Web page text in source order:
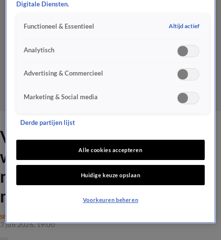
Vrees voor rellen rond
wedstrijd Marokko: 'Heeft
niets met Marokkanen te
maken'
SPORT
3 juli 2026, 19:00
Digitale Diensten.
Functioneel & Essentieel Altijd actief
Analytisch
Advertising & Commercieel
Marketing & Social media
Derde partijen lijst
Alle cookies accepteren
Huidige keuze opslaan
Voorkeuren beheren